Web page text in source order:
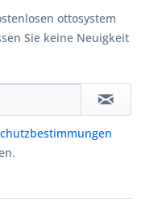
ottosystem
Sie keine Neuigkeit